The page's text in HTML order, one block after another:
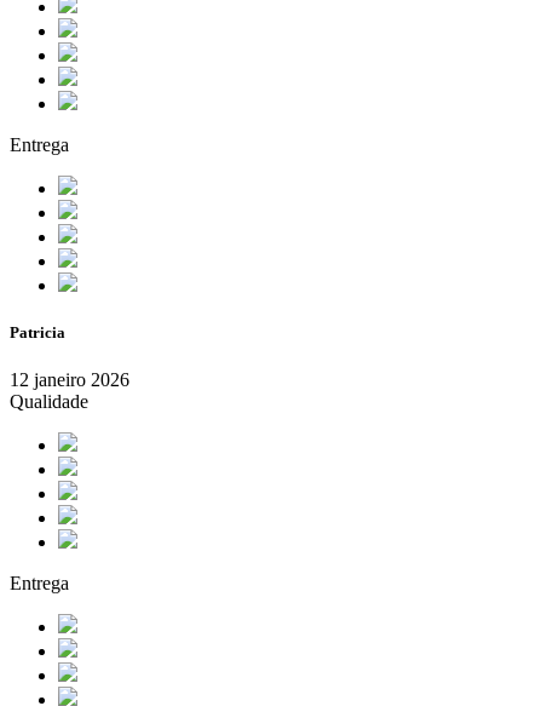
Entrega
Patricia
12 janeiro 2026
Qualidade
Entrega